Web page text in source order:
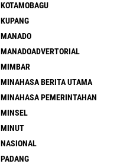
KOTAMOBAGU
KUPANG
MANADO
MANADOADVERTORIAL
MIMBAR
MINAHASA BERITA UTAMA
MINAHASA PEMERINTAHAN
MINSEL
MINUT
NASIONAL
PADANG